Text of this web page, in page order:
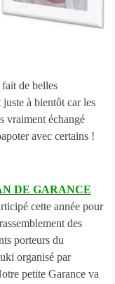
de belles
juste à bientôt car les
vraiment échangé
avec certains !
DE GARANCE
cette année pour
des
porteurs du
organisé par
petite Garance va